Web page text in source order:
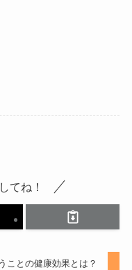
てね！
ことの健康効果とは？